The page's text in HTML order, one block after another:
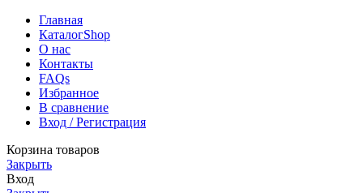
Главная
КаталогShop
О нас
Контакты
FAQs
Избранное
В сравнение
Вход / Регистрация
Корзина товаров
Закрыть
Вход